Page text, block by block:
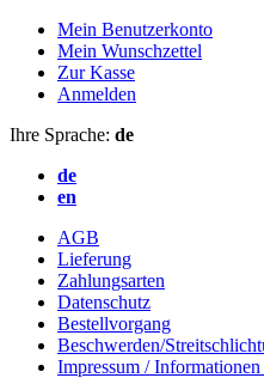
Mein Benutzerkonto
Mein Wunschzettel
Zur Kasse
Anmelden
Ihre Sprache: de
de
en
AGB
Lieferung
Zahlungsarten
Datenschutz
Bestellvorgang
Beschwerden/
Impressum /